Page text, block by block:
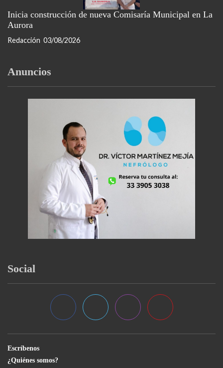
Inicia construcción de nueva Comisaría Municipal en La
Aurora
Redacción 03/08/2026
Anuncios
Social
Escríbenos
¿Quiénes somos?